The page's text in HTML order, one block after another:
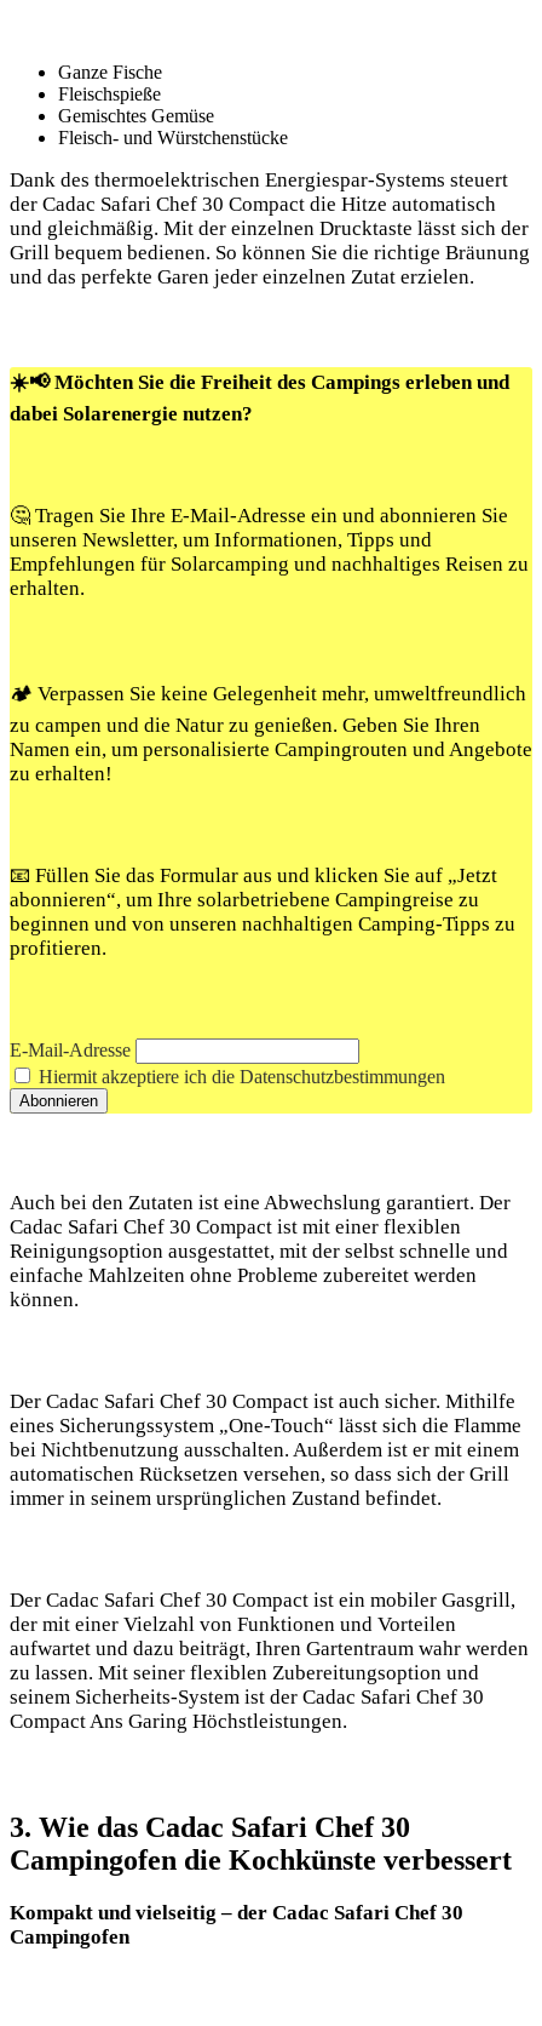
Ganze Fische
Fleischspieße
Gemischtes Gemüse
Fleisch- und Würstchenstücke
Dank des thermoelektrischen Energiespar-Systems steuert
der Cadac Safari Chef 30 ⁢Compact die Hitze automatisch
und gleichmäßig. Mit‍ der ‌einzelnen Drucktaste lässt ‍sich der
Grill bequem bedienen. So können Sie die richtige ‌Bräunung
und das perfekte ‌Garen jeder einzelnen Zutat​ erzielen.
☀️📢 Möchten Sie die Freiheit des Campings erleben und
dabei Solarenergie nutzen?
🤔 Tragen Sie Ihre E-Mail-Adresse ein und abonnieren Sie
unseren Newsletter, um Informationen, Tipps und
Empfehlungen für Solarcamping und nachhaltiges Reisen zu
erhalten.
🏕️ Verpassen Sie keine Gelegenheit mehr, umweltfreundlich
zu campen und die Natur zu genießen. Geben Sie Ihren
Namen ein, um personalisierte Campingrouten und Angebote
zu erhalten!
📧 Füllen Sie das Formular aus und klicken Sie auf „Jetzt
abonnieren“, um Ihre solarbetriebene Campingreise zu
beginnen und von unseren nachhaltigen Camping-Tipps zu
profitieren.
E-Mail-Adresse
Hiermit akzeptiere ich die Datenschutzbestimmungen
Auch bei ‍den Zutaten ist eine Abwechslung ​garantiert. Der
Cadac Safari Chef 30 Compact ist mit einer flexiblen
Reinigungsoption ausgestattet, mit der selbst schnelle und
einfache Mahlzeiten ohne Probleme zubereitet werden
können.
Der Cadac Safari Chef 30 Compact ist ⁢auch sicher. Mithilfe
eines Sicherungssystem „One-Touch“ lässt sich die Flamme
bei Nichtbenutzung​ ausschalten. Außerdem ist er mit einem
automatischen Rücksetzen versehen, so dass sich der Grill
immer in seinem ursprünglichen Zustand befindet.
Der Cadac Safari Chef 30 ‌Compact ist ein mobiler Gasgrill,
der mit einer Vielzahl von Funktionen und Vorteilen
‌aufwartet und dazu⁢ beiträgt, Ihren Gartentraum wahr werden
zu lassen. Mit seiner flexiblen Zubereitungsoption und
seinem Sicherheits-System ist der Cadac Safari Chef 30
Compact Ans Garing Höchstleistungen.
3.⁣ Wie das Cadac Safari Chef 30
Campingofen die Kochkünste verbessert
Kompakt und vielseitig – der ⁤Cadac Safari Chef 30
Campingofen